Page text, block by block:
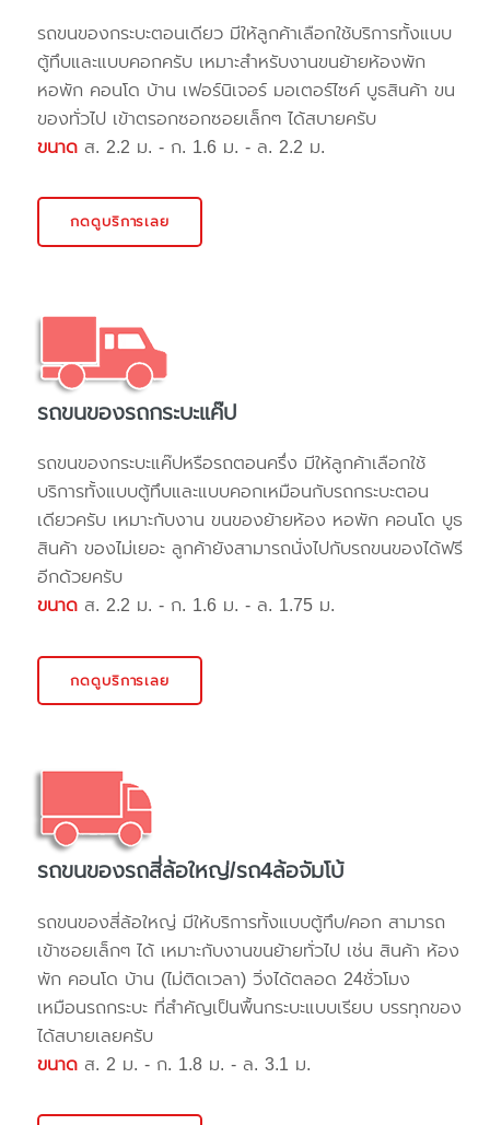
รถขนของกระบะตอนเดียว มีให้ลูกค้าเลือกใช้บริการทั้งแบบ
ตู้ทึบและแบบคอกครับ เหมาะสำหรับงานขนย้ายห้องพัก
หอพัก คอนโด บ้าน เฟอร์นิเจอร์ มอเตอร์ไซค์ บูธสินค้า ขน
ของทั่วไป เข้าตรอกซอกซอยเล็กๆ ได้สบายครับ
ขนาด ส. 2.2 ม. - ก. 1.6 ม. - ล. 2.2 ม.
กดดูบริการเลย
รถขนของรถกระบะแค๊ป
รถขนของกระบะแค๊ปหรือรถตอนครึ่ง มีให้ลูกค้าเลือกใช้
บริการทั้งแบบตู้ทึบและแบบคอกเหมือนกับรถกระบะตอน
เดียวครับ เหมาะกับงาน ขนของย้ายห้อง หอพัก คอนโด บูธ
สินค้า ของไม่เยอะ ลูกค้ายังสามารถนั่งไปกับรถขนของได้ฟรี
อีกด้วยครับ
ขนาด ส. 2.2 ม. - ก. 1.6 ม. - ล. 1.75 ม.
กดดูบริการเลย
รถขนของรถสี่ล้อใหญ่/รถ4ล้อจัมโบ้
รถขนของสี่ล้อใหญ่ มีให้บริการทั้งแบบตู้ทึบ/คอก สามารถ
เข้าซอยเล็กๆ ได้ เหมาะกับงานขนย้ายทั่วไป เช่น สินค้า ห้อง
พัก คอนโด บ้าน (ไม่ติดเวลา) วิ่งได้ตลอด 24ชั่วโมง
เหมือนรถกระบะ ที่สำคัญเป็นพื้นกระบะแบบเรียบ บรรทุกของ
ได้สบายเลยครับ
ขนาด ส. 2 ม. - ก. 1.8 ม. - ล. 3.1 ม.